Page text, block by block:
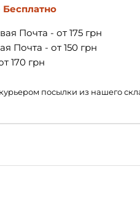
Бесплатно
Почта - от 175 грн
Почта - от 150 грн
170 грн
посылки из нашего